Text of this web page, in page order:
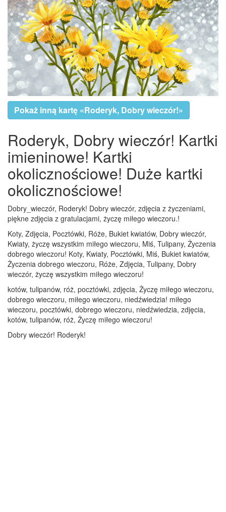
Pokaż inną kartę «Roderyk, Dobry wieczór!»
Roderyk, Dobry wieczór! Kartki
imieninowe! Kartki
okolicznościowe! Duże kartki
okolicznościowe!
Dobry_wieczór, Roderyk! Dobry wieczór, zdjęcia z życzeniami,
piękne zdjęcia z gratulacjami, życzę miłego wieczoru.!
Koty, Zdjęcia, Pocztówki, Róże, Bukiet kwiatów, Dobry wieczór,
Kwiaty, życzę wszystkim miłego wieczoru, Miś, Tulipany, Życzenia
dobrego wieczoru! Koty, Kwiaty, Pocztówki, Miś, Bukiet kwiatów,
Życzenia dobrego wieczoru, Róże, Zdjęcia, Tulipany, Dobry
wieczór, życzę wszystkim miłego wieczoru!
kotów, tulipanów, róż, pocztówki, zdjęcia, Życzę miłego wieczoru,
dobrego wieczoru, miłego wieczoru, niedźwiedzia! miłego
wieczoru, pocztówki, dobrego wieczoru, niedźwiedzia, zdjęcia,
kotów, tulipanów, róż, Życzę miłego wieczoru!
Dobry wieczór! Roderyk!